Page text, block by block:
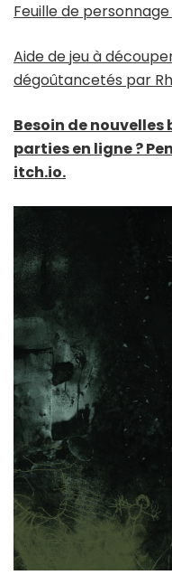
Feuille de
Aide de jeu à
dégoûtancetés par
Besoin de nouvelles
parties en ligne ?
itch.io.